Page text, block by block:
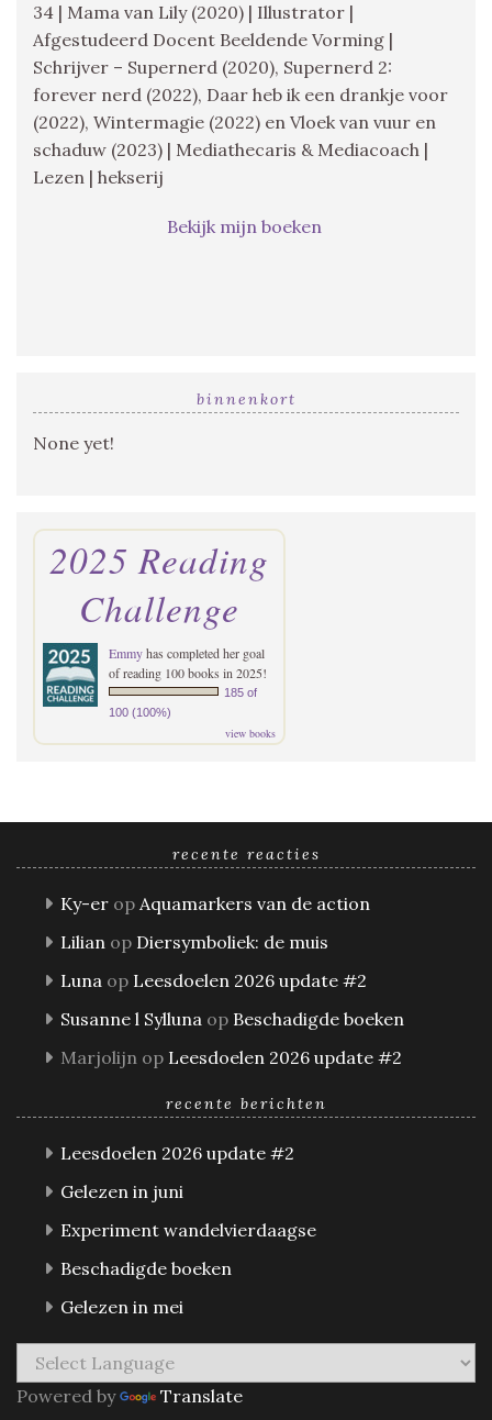
34 | Mama van Lily (2020) | Illustrator |
Afgestudeerd Docent Beeldende Vorming |
Schrijver – Supernerd (2020), Supernerd 2:
forever nerd (2022), Daar heb ik een drankje voor
(2022), Wintermagie (2022) en Vloek van vuur en
schaduw (2023) | Mediathecaris & Mediacoach |
Lezen | hekserij
Bekijk mijn boeken
binnenkort
None yet!
2025 Reading
Challenge
Emmyhas completed her goal
of reading 100 books in 2025!
185 of
100 (100%)
view books
recente reacties
Ky-er op Aquamarkers van de action
Lilian op Diersymboliek: de muis
Luna op Leesdoelen 2026 update #2
Susanne l Sylluna op Beschadigde boeken
Marjolijn op Leesdoelen 2026 update #2
recente berichten
Leesdoelen 2026 update #2
Gelezen in juni
Experiment wandelvierdaagse
Beschadigde boeken
Gelezen in mei
Powered by Translate